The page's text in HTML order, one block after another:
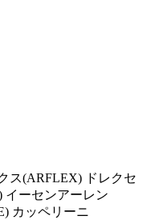
ス(ARFLEX) ドレクセ
イーセンアーレン
カッペリーニ